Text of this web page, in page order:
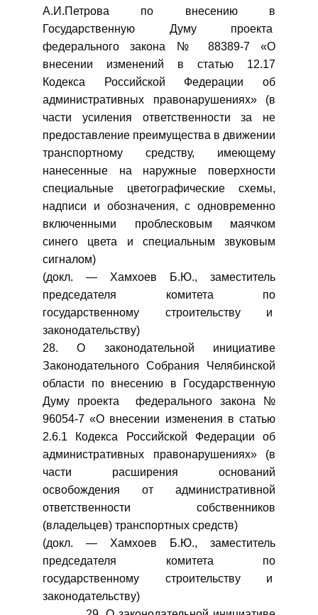
А.И.Петрова по внесению в
Государственную Думу проекта
федерального закона № 88389-7 «О
внесении изменений в статью 12.17
Кодекса Российской Федерации об
административных правонарушениях» (в
части усиления ответственности за не
предоставление преимущества в движении
транспортному средству, имеющему
нанесенные на наружные поверхности
специальные цветографические схемы,
надписи и обозначения, с одновременно
включенными проблесковым маячком
синего цвета и специальным звуковым
сигналом)
(докл. — Хамхоев Б.Ю., заместитель
председателя комитета по
государственному строительству и
законодательству)
28. О законодательной инициативе
Законодательного Собрания Челябинской
области по внесению в Государственную
Думу проекта федерального закона №
96054-7 «О внесении изменения в статью
2.6.1 Кодекса Российской Федерации об
административных правонарушениях» (в
части расширения оснований
освобождения от административной
ответственности собственников
(владельцев) транспортных средств)
(докл. — Хамхоев Б.Ю., заместитель
председателя комитета по
государственному строительству и
законодательству)